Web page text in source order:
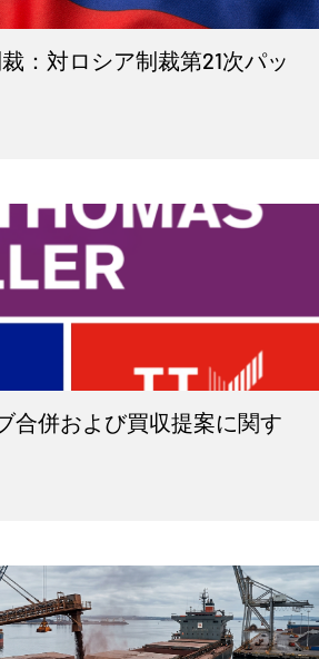
：対ロシア制裁第21次パッ
合併および買収提案に関す